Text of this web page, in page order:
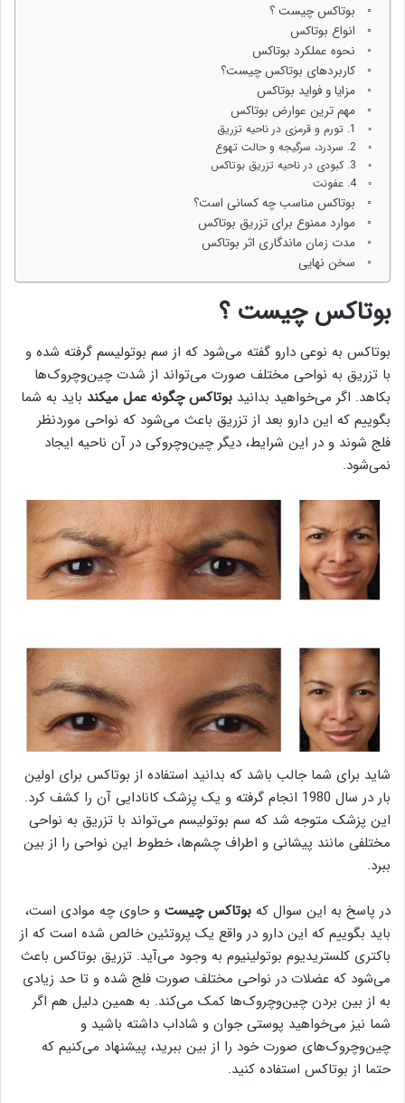
بوتاکس چیست ؟
انواع بوتاکس
نحوه عملکرد بوتاکس
کاربردهای بوتاکس چیست؟
مزایا و فواید بوتاکس
مهم ترین عوارض بوتاکس
1. تورم و قرمزی در ناحیه تزریق
2. سردرد، سرگیجه و حالت تهوع
3. کبودی در ناحیه تزریق بوتاکس
4. عفونت
بوتاکس مناسب چه کسانی است؟
موارد ممنوع برای تزریق بوتاکس
مدت‌ زمان ماندگاری اثر بوتاکس
سخن نهایی
بوتاکس چیست ؟
بوتاکس به نوعی دارو گفته می‌شود که از سم بوتولیسم گرفته شده و
با تزریق به نواحی مختلف صورت می‌تواند از شدت چین‌وچروک‌ها
بکاهد. اگر می‌خواهید بدانید بوتاکس چگونه عمل میکند باید به شما
بگوییم که این دارو بعد از تزریق باعث می‌شود که نواحی موردنظر
فلج شوند و در این شرایط، دیگر چین‌وچروکی در آن ناحیه ایجاد
نمی‌شود.
شاید برای شما جالب باشد که بدانید استفاده از بوتاکس برای اولین
بار در سال 1980 انجام گرفته و یک پزشک کانادایی آن را کشف کرد.
این پزشک متوجه شد که سم بوتولیسم می‌تواند با تزریق به نواحی
مختلفی مانند پیشانی و اطراف چشم‌ها، خطوط این نواحی را از بین
ببرد.
در پاسخ به این سوال که بوتاکس چیست و حاوی چه موادی است،
باید بگوییم که این دارو در واقع یک پروتئین خالص شده است که از
باکتری کلستریدیوم بوتولینیوم به وجود می‌آید. تزریق بوتاکس باعث
می‌شود که عضلات در نواحی مختلف صورت فلج شده و تا حد زیادی
به از بین بردن چین‌وچروک‌ها کمک می‌کند. به همین دلیل هم اگر
شما نیز می‌خواهید پوستی جوان و شاداب داشته باشید و
چین‌وچروک‌های صورت خود را از بین ببرید، پیشنهاد می‌کنیم که
حتما از بوتاکس استفاده کنید.